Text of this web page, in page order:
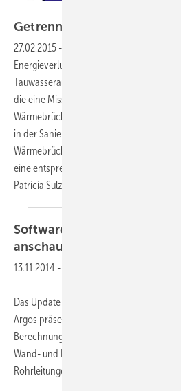
Getrennte Wege und
27.02.2015 -
Energieverluste, reduzierter
Tauwasserausfall und
die eine Missachtung oder fehlerhafte
Wärmebrücken mit sich bringen können.
in der Sanierung müssen Planer daher
Wärmebrücken erkennen, möglichst
eine entsprechende Detailplanung
Patricia Sulzbach
Software
anschaulich
13.11.2014 -
Das Update 2014 der Wärmebrücken-
Argos präsentiert sich mit erweiterten
Berechnung der Wärmestromeinspeisung
Wand- und Fußbodenheizungen ebenso
Rohrleitungen verursacht werden.